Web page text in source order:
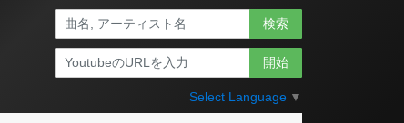
検索
開始
Select Language ▼